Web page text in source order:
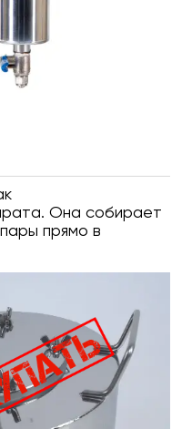
Она собирает
прямо в